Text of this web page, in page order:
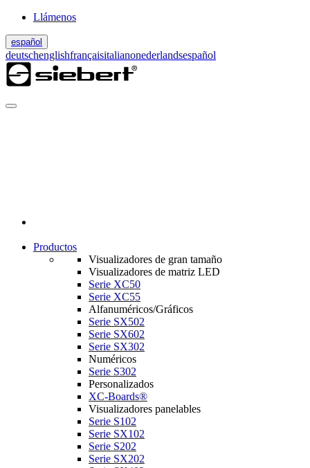
Llámenos
español
deutschenglishfrançaisitalianonederlandsespañol
Productos
Visualizadores de gran tamaño
Visualizadores de matriz LED
Serie XC50
Serie XC55
Alfanuméricos/Gráficos
Serie SX502
Serie SX602
Serie SX302
Numéricos
Serie S302
Personalizados
XC-Boards®
Visualizadores panelables
Serie S102
Serie SX102
Serie S202
Serie SX202